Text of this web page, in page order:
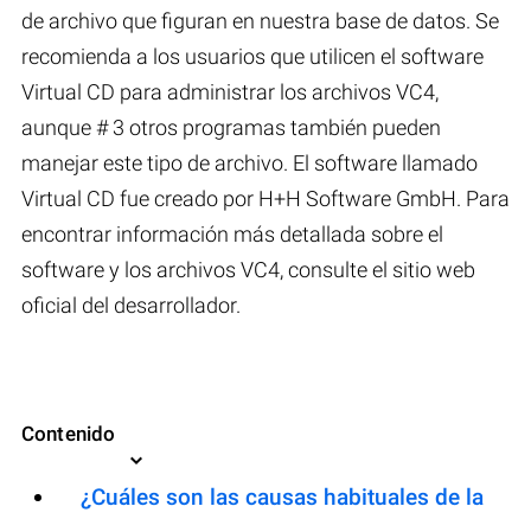
de archivo que figuran en nuestra base de datos. Se
recomienda a los usuarios que utilicen el software
Virtual CD para administrar los archivos VC4,
aunque # 3 otros programas también pueden
manejar este tipo de archivo. El software llamado
Virtual CD fue creado por H+H Software GmbH. Para
encontrar información más detallada sobre el
software y los archivos VC4, consulte el sitio web
oficial del desarrollador.
Contenido
¿Cuáles son las causas habituales de la